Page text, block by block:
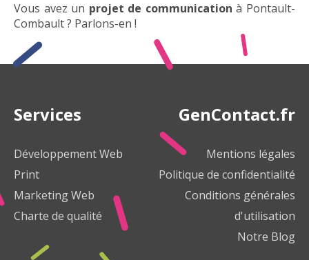
Vous avez un projet de communication à Pontault-
Combault ? Parlons-en !
Services
Développement Web
Print
Marketing Web
Charte de qualité
GenContact.fr
Mentions légales
Politique de confidentialité
Conditions générales
d'utilisation
Notre Blog